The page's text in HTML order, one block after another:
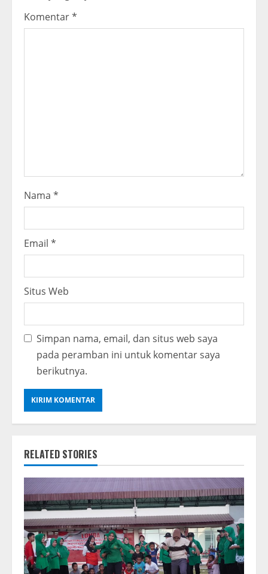
e
Komentar*
Nama *
Email *
Situs Web
Simpan nama, email, dan situs web saya
pada peramban ini untuk komentar saya
berikutnya.
RELATED STORIES